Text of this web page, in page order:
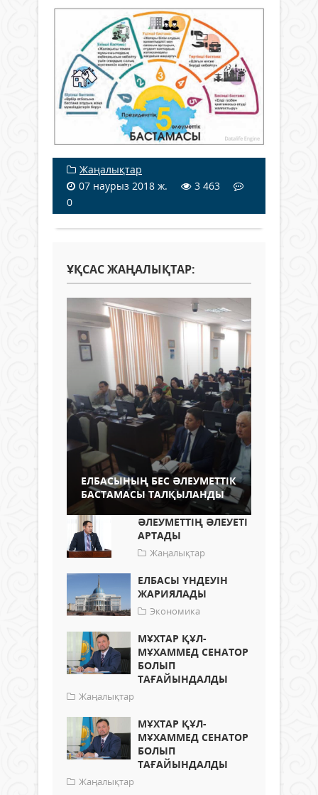
Жаңалықтар
07 наурыз 2018 ж.
3 463
0
ҰҚСАС ЖАҢАЛЫҚТАР:
ЕЛБАСЫНЫҢ БЕС ӘЛЕУМЕТТІК
БАСТАМАСЫ ТАЛҚЫЛАНДЫ
ӘЛЕУМЕТТІҢ ӘЛЕУЕТІ
АРТАДЫ
Жаңалықтар
ЕЛБАСЫ ҮНДЕУІН
ЖАРИЯЛАДЫ
Экономика
МҰХТАР ҚҰЛ-
МҰХАММЕД СЕНАТОР
БОЛЫП
ТАҒАЙЫНДАЛДЫ
Жаңалықтар
МҰХТАР ҚҰЛ-
МҰХАММЕД СЕНАТОР
БОЛЫП
ТАҒАЙЫНДАЛДЫ
Жаңалықтар